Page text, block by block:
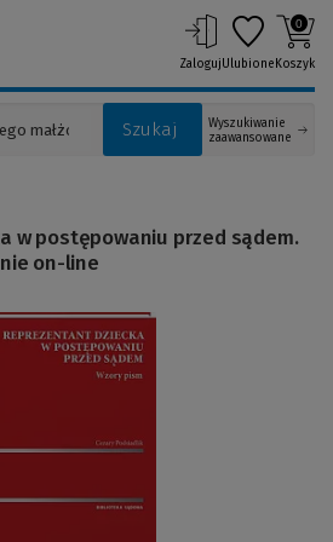
Szukaj
Wyszukiwanie
zaawansowane
ZalogujUlubione
0
Koszyk
(Link
w postępowaniu przed sądem.
on-line